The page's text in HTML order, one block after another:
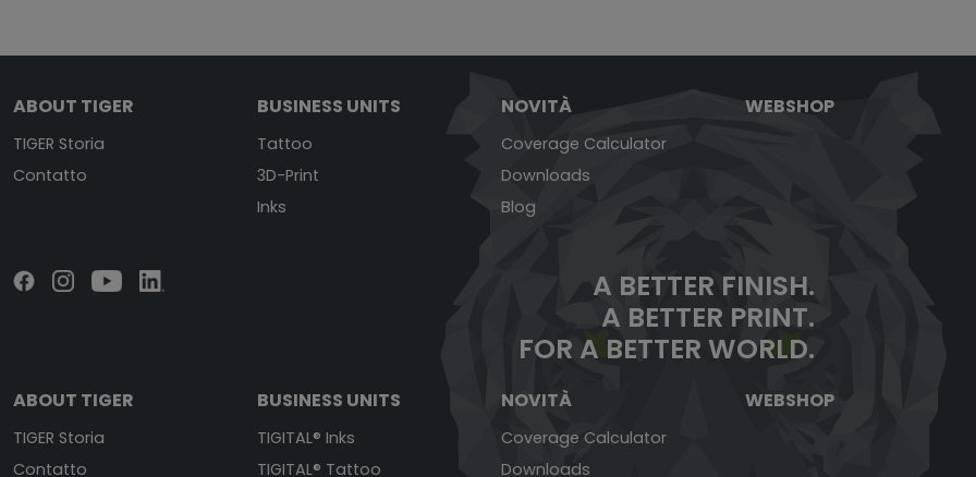
ABOUT TIGER
TIGER Storia
Contatto
BUSINESS UNITS
Tattoo
3D-Print
Inks
NOVITÀ
Coverage Calculator
Downloads
Blog
WEBSHOP
A BETTER FINISH.
A BETTER PRINT.
FOR A BETTER WORLD.
ABOUT TIGER
TIGER Storia
Contatto
BUSINESS UNITS
TIGITAL® Inks
TIGITAL® Tattoo
NOVITÀ
Coverage Calculator
Downloads
WEBSHOP